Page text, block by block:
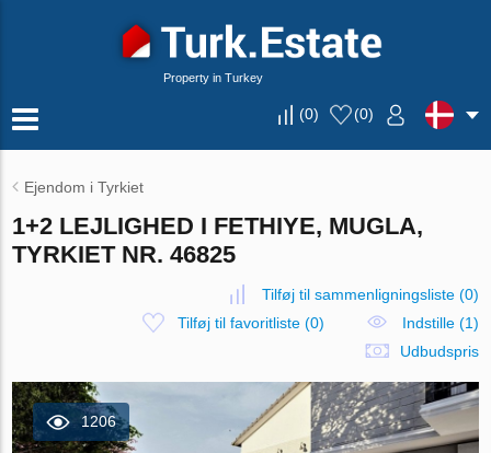
Property in Turkey
(0) (0)
Ejendom i Tyrkiet
1+2 LEJLIGHED I FETHIYE, MUGLA,
TYRKIET NR. 46825
Tilføj til sammenligningsliste(0)
Tilføj til favoritliste (0)
Indstille (1)
Udbudspris
1206